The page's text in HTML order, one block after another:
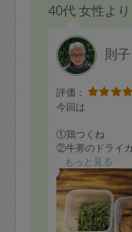
40代 女性より
則
評価：
今回は
①鶏つくね
②牛蒡のドライ
③スペアリブ
④ナスの揚げ煮
⑤レンコンのガレ
⑥ひじきとパプ
⑦ブリの照り焼き
もっと見る